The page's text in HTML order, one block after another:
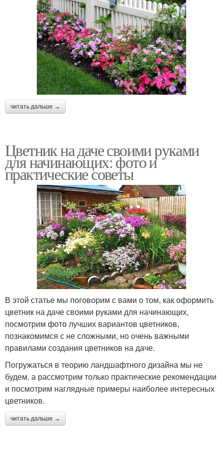
читать дальше →
Цветник на даче своими руками
для начинающих: фото и
практические советы
В этой статье мы поговорим с вами о том, как оформить
цветник на даче своими руками для начинающих,
посмотрим фото лучших вариантов цветников,
познакомимся с не сложными, но очень важными
правилами создания цветников на даче.
Погружаться в теорию ландшафтного дизайна мы не
будем, а рассмотрим только практические рекомендации
и посмотрим наглядные примеры наиболее интересных
цветников.
читать дальше →